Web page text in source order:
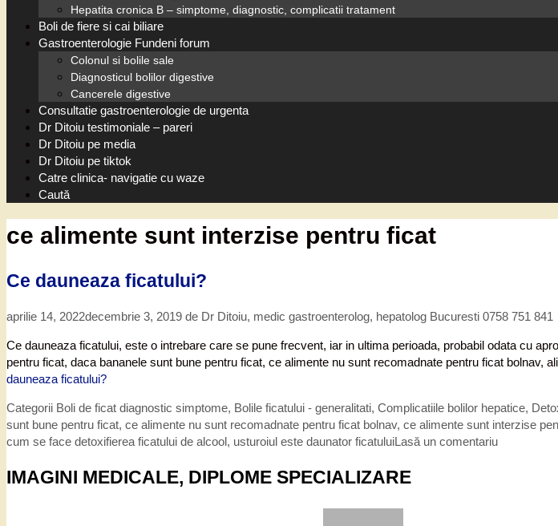
Hepatita cronica B – simptome, diagnostic, complicatii tratament
Boli de fiere si cai biliare
Gastroenterologie Fundeni forum
Colonul si bolile sale
Diagnosticul bolilor digestive
Cancerele digestive
Consultatie gastroenterologie de urgenta
Dr Ditoiu testimoniale – pareri
Dr Ditoiu pe media
Dr Ditoiu pe tiktok
Catre clinica- navigatie cu waze
Caută
ce alimente sunt interzise pentru ficat
Ce dauneaza ficatului?
aprilie 14, 2022decembrie 3, 2019 de Dr Ditoiu, medic gastroenterolog, hepatolog Bucuresti 0758 751 841
Ce dauneaza ficatului, este o intrebare care se pune frecvent, iar in ultima perioada, probabil odata cu
pentru ficat, daca bananele sunt bune pentru ficat, ce alimente nu sunt recomadnate pentru ficat
dauneaza ficatului?
Categorii Boli de ficat diagnostic simptome, Bolile ficatului - generalitati, Complicatiile bolilor hepatice,
sunt bune pentru ficat, ce alimente nu sunt recomadnate pentru ficat bolnav, ce alimente sunt interzise
cum se face detoxifierea ficatului de alcool, usturoiul este daunator ficatuluiLasă un comentariu
IMAGINI MEDICALE, DIPLOME SPECIALIZARE